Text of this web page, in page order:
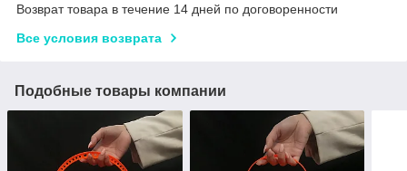
Возврат товара в течение 14 дней по договоренности
Все условия возврата
Подобные товары компании